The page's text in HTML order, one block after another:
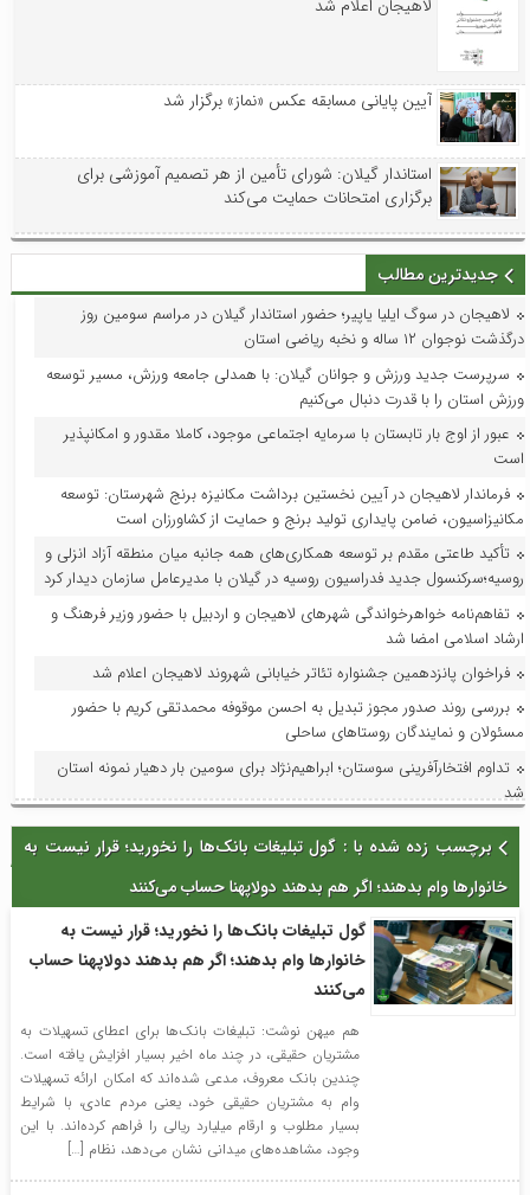
لاهیجان اعلام شد
آیین پایانی مسابقه عکس «نماز» برگزار شد
استاندار گیلان: شورای تأمین از هر تصمیم آموزشی برای
برگزاری امتحانات حمایت می‌کند
جدیدترین مطالب
لاهیجان در سوگ ایلیا یاپیر؛ حضور استاندار گیلان در مراسم سومین روز
درگذشت نوجوان ۱۲ ساله و نخبه ریاضی استان
سرپرست جدید ورزش و جوانان گیلان: با همدلی جامعه ورزش، مسیر توسعه
ورزش استان را با قدرت دنبال می‌کنیم
عبور از اوج بار تابستان با سرمایه اجتماعی موجود، کاملا مقدور و امکانپذیر
است
فرماندار لاهیجان در آیین نخستین برداشت مکانیزه برنج شهرستان: توسعه
مکانیزاسیون، ضامن پایداری تولید برنج و حمایت از کشاورزان است
تأکید طاعتی مقدم بر توسعه همکاری‌های همه جانبه میان منطقه آزاد انزلی و
روسیه؛سرکنسول جدید فدراسیون روسیه در گیلان با مدیرعامل سازمان دیدار کرد
تفاهم‌نامه خواهرخواندگی شهرهای لاهیجان و اردبیل با حضور وزیر فرهنگ و
ارشاد اسلامی امضا شد
فراخوان پانزدهمین جشنواره تئاتر خیابانی شهروند لاهیجان اعلام شد
بررسی روند صدور مجوز تبدیل به احسن موقوفه محمدتقی کریم با حضور
مسئولان و نمایندگان روستاهای ساحلی
تداوم افتخارآفرینی سوستان؛ ابراهیم‌نژاد برای سومین بار دهیار نمونه استان
شد
فرماندار لاهیجان در جلسه هماهنگی جشنواره رسانه‌ای چای:جشنواره رسانه‌ای
چای، فرصتی برای تقویت برند لاهیجان و فرهنگ مصرف چای ایرانی است
استاندار گیلان؛ گیلان می‌تواند قطب ملی اردوها و مسابقات ورزش کارگری
شود
با حضور مدیر امور عمرانی، زیربنایی و محیط زیست دبیرخانه شورای‌عالی
مناطق آزاد و ویژه اقتصادی؛ آخرین وضعیت پروژه‌های عمرانی منطقه آزاد انزلی
بررسی شد
در راستای ظرفیت‌سازی و توسعه: فاز اول افزایش ظرفیت پست لاهیجان۲ به
بهره‌برداری و در مدار قرار گرفت
با حضور معاون امور هنری وزارت فرهنگ و ارشاد اسلامی؛جلسه شورای
سیاستگذاری جشنواره تئاتر خیابانی شهروند لاهیجان برگزار شد
برچسب زده شده با : گول تبلیغات بانک‌ها را نخورید؛ قرار نیست به
خانوارها وام بدهند؛ اگر هم بدهند دولاپهنا حساب می‌کنند
گول تبلیغات بانک‌ها را نخورید؛ قرار نیست به
خانوارها وام بدهند؛ اگر هم بدهند دولاپهنا حساب
می‌کنند
هم میهن نوشت: تبلیغات بانک‌ها برای اعطای تسهیلات به
مشتریان حقیقی، در چند ماه اخیر بسیار افزایش یافته است.
چندین بانک معروف، مدعی شده‌اند که امکان ارائه تسهیلات
وام به مشتریان حقیقی خود، یعنی مردم عادی، با شرایط
بسیار مطلوب و ارقام میلیارد ریالی را فراهم کرده‌اند. با این
وجود، مشاهده‌های میدانی نشان می‌دهد، نظام […]